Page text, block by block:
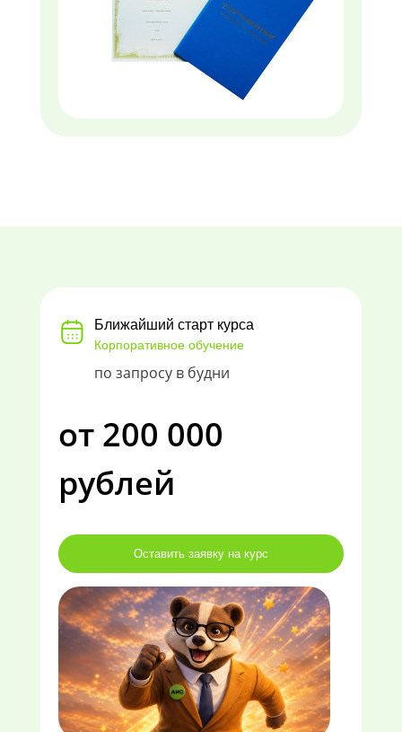
Ближайший старт курса
Корпоративное обучение
по запросу в будни
от 200 000
рублей
Оставить заявку на курс